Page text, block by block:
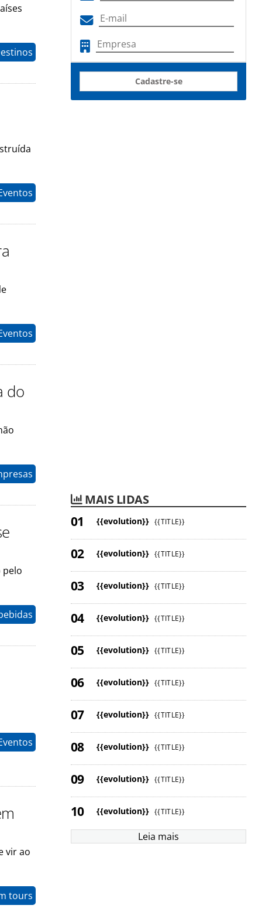
do
pelo
vir ao
tours
Cadastre-se
MAIS LIDAS
{{evolution}} {{TITLE}}
{{evolution}} {{TITLE}}
{{evolution}} {{TITLE}}
{{evolution}} {{TITLE}}
{{evolution}} {{TITLE}}
{{evolution}} {{TITLE}}
{{evolution}} {{TITLE}}
{{evolution}} {{TITLE}}
{{evolution}} {{TITLE}}
{{evolution}} {{TITLE}}
Leia mais